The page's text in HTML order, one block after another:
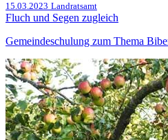
15.03.2023 Landratsamt
Fluch und Segen zugleich
Gemeindeschulung zum Thema